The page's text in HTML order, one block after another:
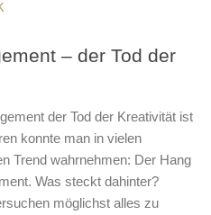
– der Tod der
der Tod der Kreativität ist
konnte man in vielen
Trend wahrnehmen: Der Hang
Was steckt dahinter?
möglichst alles zu